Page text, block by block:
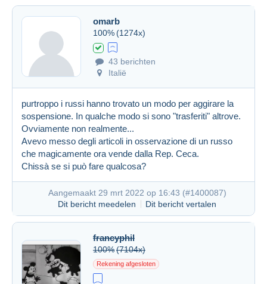
omarb
100% (1274x)
43 berichten
Italië
purtroppo i russi hanno trovato un modo per aggirare la
sospensione. In qualche modo si sono "trasferiti" altrove.
Ovviamente non realmente...
Avevo messo degli articoli in osservazione di un russo
che magicamente ora vende dalla Rep. Ceca.
Chissà se si può fare qualcosa?
Aangemaakt 29 mrt 2022 op 16:43 (#1400087)
Dit bericht meedelen
Dit bericht vertalen
francyphil
100%(7104x)
Rekening afgesloten